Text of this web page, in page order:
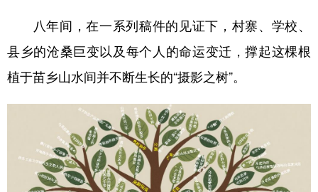
八年间，在一系列稿件的见证下，村寨、学校、
县乡的沧桑巨变以及每个人的命运变迁，撑起这棵根
植于苗乡山水间并不断生长的“摄影之树”。